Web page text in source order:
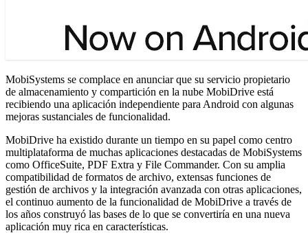
MobiSystems se complace en anunciar que su servicio propietario
de almacenamiento y compartición en la nube MobiDrive está
recibiendo una aplicación independiente para Android con algunas
mejoras sustanciales de funcionalidad.
MobiDrive ha existido durante un tiempo en su papel como centro
multiplataforma de muchas aplicaciones destacadas de MobiSystems
como OfficeSuite, PDF Extra y File Commander. Con su amplia
compatibilidad de formatos de archivo, extensas funciones de
gestión de archivos y la integración avanzada con otras aplicaciones,
el continuo aumento de la funcionalidad de MobiDrive a través de
los años construyó las bases de lo que se convertiría en una nueva
aplicación muy rica en características.